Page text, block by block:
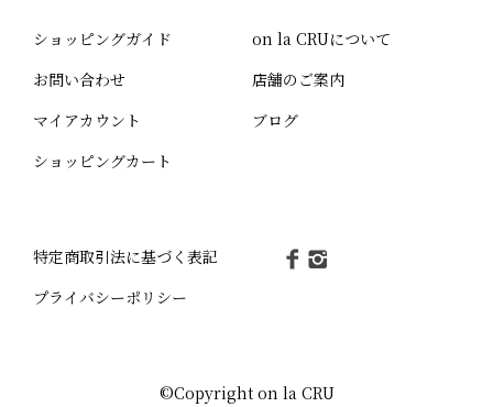
ショッピングガイド
お問い合わせ
マイアカウント
ショッピングカート
on la CRUについて
店舗のご案内
ブログ
特定商取引法に基づく表記
プライバシーポリシー
©Copyright on la CRU